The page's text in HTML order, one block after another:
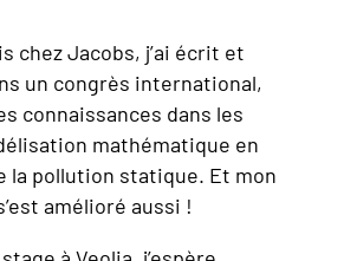
chez Jacobs, j’ai écrit et
un congrès international,
connaissances dans les
mathématique en
la pollution statique. Et mon
amélioré aussi !